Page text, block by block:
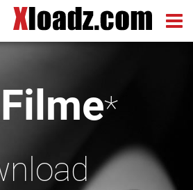
*